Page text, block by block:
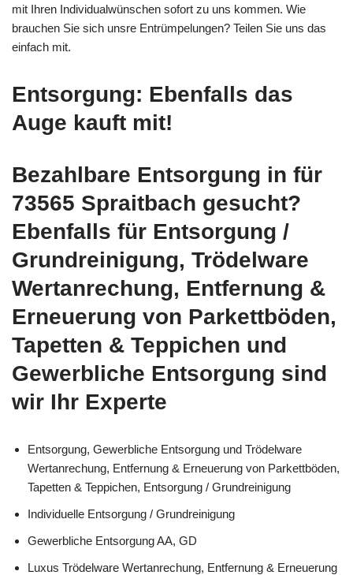
mit Ihren Individualwünschen sofort zu uns kommen. Wie
brauchen Sie sich unsre Entrümpelungen? Teilen Sie uns das
einfach mit.
Entsorgung: Ebenfalls das
Auge kauft mit!
Bezahlbare Entsorgung in für
73565 Spraitbach gesucht?
Ebenfalls für Entsorgung /
Grundreinigung, Trödelware
Wertanrechung, Entfernung &
Erneuerung von Parkettböden,
Tapetten & Teppichen und
Gewerbliche Entsorgung sind
wir Ihr Experte
Entsorgung, Gewerbliche Entsorgung und Trödelware
Wertanrechung, Entfernung & Erneuerung von Parkettböden,
Tapetten & Teppichen, Entsorgung / Grundreinigung
Individuelle Entsorgung / Grundreinigung
Gewerbliche Entsorgung AA, GD
Luxus Trödelware Wertanrechung, Entfernung & Erneuerung